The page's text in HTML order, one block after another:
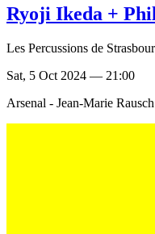
Ryoji Ikeda +
Les Percussions de
Sat, 5 Oct 2024 — 21:00
Arsenal - Jean-Marie